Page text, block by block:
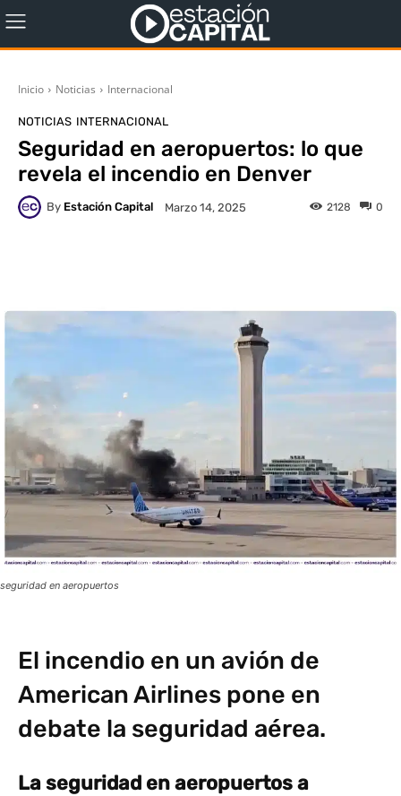
Inicio Noticias Internacional
NOTICIAS INTERNACIONAL
Seguridad en aeropuertos: lo que
revela el incendio en Denver
By Estación Capital Marzo 14, 2025 0
2128
seguridad en aeropuertos
El incendio en un avión de
American Airlines pone en
debate la seguridad aérea.
La seguridad en aeropuertos a